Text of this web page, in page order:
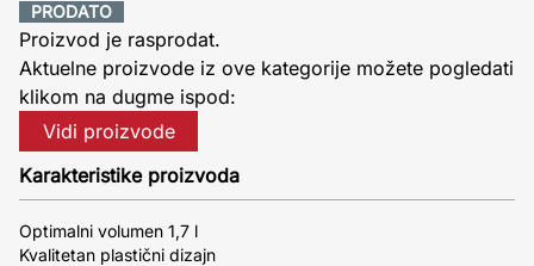
PRODATO
Proizvod je rasprodat.
Aktuelne proizvode iz ove kategorije možete pogledati
klikom na dugme ispod:
Vidi proizvode
Karakteristike proizvoda
Optimalni volumen 1,7 l
Kvalitetan plastični dizajn